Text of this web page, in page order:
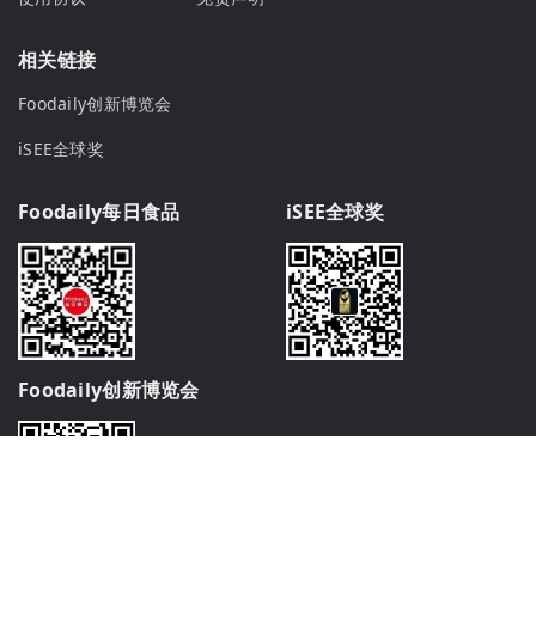
相关链接
Foodaily创新博览会
iSEE全球奖
Foodaily每日食品 iSEE全球奖
Foodaily创新博览会